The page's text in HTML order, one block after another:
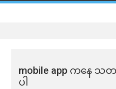
mobile app ​​ကနေ ​​သ
ပါ